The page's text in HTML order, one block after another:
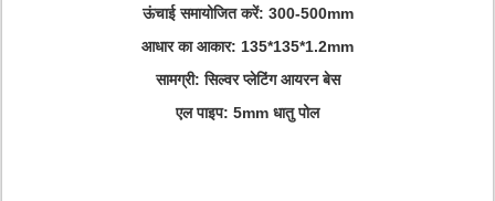
ऊंचाई समायोजित करें: 300-500mm
आधार का आकार: 135*135*1.2mm
सामग्री: सिल्वर प्लेटिंग आयरन बेस
एल पाइप: 5mm धातु पोल